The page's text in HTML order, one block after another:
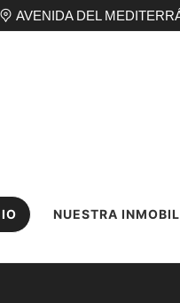
AVENIDA DEL
NUESTRA